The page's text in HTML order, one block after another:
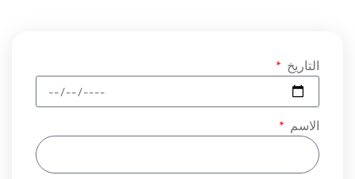
التاريخ
الاسم